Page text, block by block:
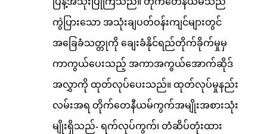
ကွဲပြားသော အသုံးချပတ်ဝန်းကျင်များတွင်
အခြေခံသတ္တုကို ချေးခံနိုင်ရည်တိုက်ခိုက်မှုမှ
ကာကွယ်ပေးသည့် အကာအကွယ်အောက်ဆိုဒ်
အလွှာကို ထုတ်လုပ်ပေးသည်။ ထုတ်လုပ်မှုနည်း
လမ်းအရ တိုက်တေနီယမ်ကွက်အမျိုးအစားသုံး
မျိုးရှိသည်- ရက်လုပ်ကွက်၊ တံဆိပ်တုံးထား